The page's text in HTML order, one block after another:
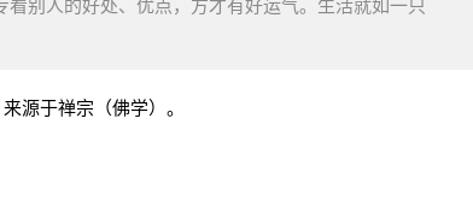
别人的好处、优点，方才有好运气。生活就如一只
源于禅宗（佛学）。